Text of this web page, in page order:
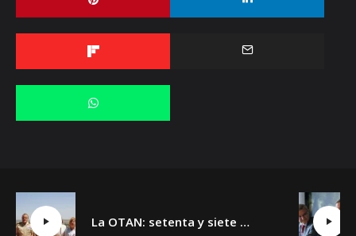
La OTAN: setenta y siete años y un día